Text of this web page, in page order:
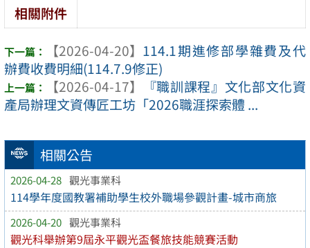
相關公告
2026-04-28 觀光事業科
114學年度國教署補助學生校外職場參觀計畫-城市商旅
2026-04-20 觀光事業科
觀光科舉辦第9屆永平觀光盃餐旅技能競賽活動
相關附件
【2026-04-20】 114.1期進修部學雜費及代
辦費收費明細(114.7.9修正)
【2026-04-17】
『職訓課程』文化部文化資
產局辦理文資傳匠工坊「2026職涯探索體 ...